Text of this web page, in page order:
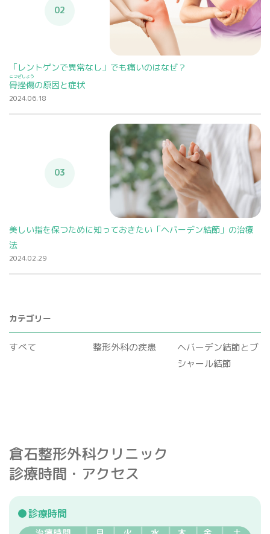
02
「レントゲンで異常なし」でも痛いのはなぜ？
骨挫傷
こつざしょう
の原因と症状
2024.06.18
03
美しい指を保つために知っておきたい「ヘバーデン結節」の治療
法
2024.02.29
カテゴリー
すべて 整形外科の疾患
ヘバーデン結節とブ
シャール結節
倉石整形外科クリニック
診療時間・アクセス
診療時間